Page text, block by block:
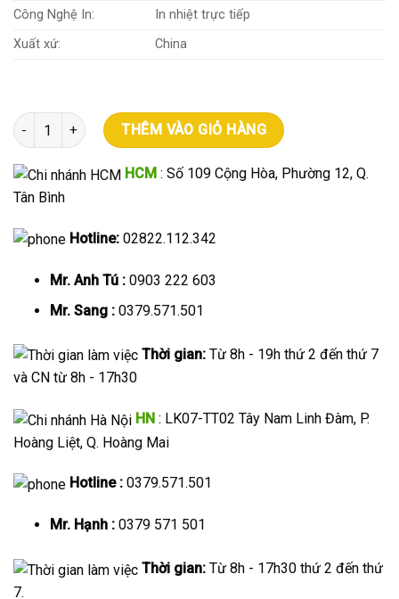
Công Nghệ In:
In nhiệt trực tiếp
Xuất xứ:
China
Máy in mã vạch Xprinter XP 350B USB - Chính Hãng số lượng
THÊM VÀO GIỎ HÀNG
HCM : Số 109 Cộng Hòa, Phường 12, Q.
Tân Bình
Hotline: 02822.112.342
Mr. Anh Tú :0903 222 603
Mr. Sang :0379.571.501
Thời gian: Từ 8h - 19h thứ 2 đến thứ 7
và CN từ 8h - 17h30
HN : LK07-TT02 Tây Nam Linh Đàm, P.
Hoàng Liệt, Q. Hoàng Mai
Hotline : 0379.571.501
Mr. Hạnh :0379 571 501
Thời gian: Từ 8h - 17h30 thứ 2 đến thứ
7.